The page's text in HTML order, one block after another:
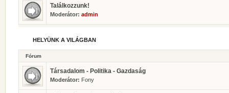
Találkozzunk!
Moderátor: admin
HELYÜNK A VILÁGBAN
Fórum
Társadalom - Politika - Gazdaság
Moderátor: Fony